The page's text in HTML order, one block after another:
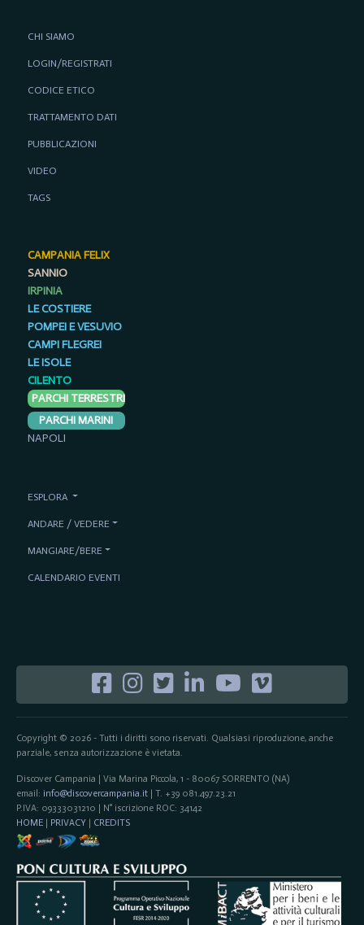
Copyright © 2026 - Tutti i diritti sono riservati. Qualsiasi riproduzione, anche
parziale, senza autorizzazione è vietata.
Discover Campania | Via Marina Piccola, 1 - 80067 SORRENTO (NA)
email: info@discovercampania.it| T. +39 081.497.23.21
P.IVA: 09333031210 | N° iscrizione ROC: 34142
HOME| PRIVACY | CREDITS
CHI SIAMO
LOGIN/REGISTRATI
CODICE ETICO
TRATTAMENTO DATI
PUBBLICAZIONI
VIDEO
TAGS
CAMPANIA FELIX
SANNIO
IRPINIA
LE COSTIERE
POMPEI E VESUVIO
CAMPI FLEGREI
LE ISOLE
CILENTO
PARCHI TERRESTRI
PARCHI MARINI
NAPOLI
ESPLORA
ANDARE / VEDERE
MANGIARE/BERE
CALENDARIO EVENTI